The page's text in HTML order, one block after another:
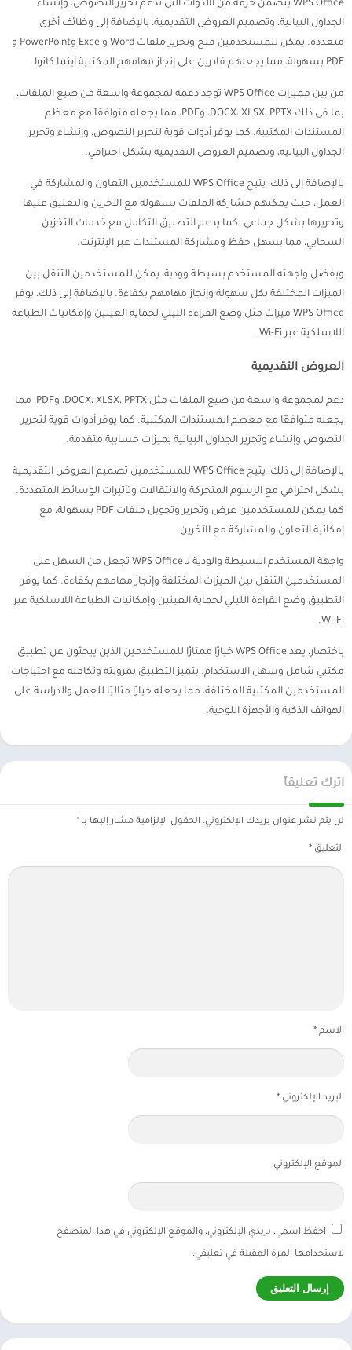
WPS Office يتضمن حزمة من الأدوات التي تدعم تحرير النصوص، وإنشاء
الجداول البيانية، وتصميم العروض التقديمية، بالإضافة إلى وظائف أخرى
متعددة. يمكن للمستخدمين فتح وتحرير ملفات Word وExcel وPowerPoint و
PDF بسهولة، مما يجعلهم قادرين على إنجاز مهامهم المكتبية أينما كانوا.
من بين مميزات WPS Office توجد دعمه لمجموعة واسعة من صيغ الملفات،
بما في ذلك DOCX، XLSX، PPTX، وPDF، مما يجعله متوافقاً مع معظم
المستندات المكتبية. كما يوفر أدوات قوية لتحرير النصوص، وإنشاء وتحرير
الجداول البيانية، وتصميم العروض التقديمية بشكل احترافي.
بالإضافة إلى ذلك، يتيح WPS Office للمستخدمين التعاون والمشاركة في
العمل، حيث يمكنهم مشاركة الملفات بسهولة مع الآخرين والتعليق عليها
وتحريرها بشكل جماعي. كما يدعم التطبيق التكامل مع خدمات التخزين
السحابي، مما يسهل حفظ ومشاركة المستندات عبر الإنترنت.
وبفضل واجهته المستخدم بسيطة وودية، يمكن للمستخدمين التنقل بين
الميزات المختلفة بكل سهولة وإنجاز مهامهم بكفاءة. بالإضافة إلى ذلك، يوفر
WPS Office ميزات مثل وضع القراءة الليلي لحماية العينين وإمكانيات الطباعة
اللاسلكية عبر Wi-Fi.
العروض التقديمية
دعم لمجموعة واسعة من صيغ الملفات مثل DOCX، XLSX، PPTX، وPDF، مما
يجعله متوافقًا مع معظم المستندات المكتبية. كما يوفر أدوات قوية لتحرير
النصوص وإنشاء وتحرير الجداول البيانية بميزات حسابية متقدمة.
بالإضافة إلى ذلك، يتيح WPS Office للمستخدمين تصميم العروض التقديمية
بشكل احترافي مع الرسوم المتحركة والانتقالات وتأثيرات الوسائط المتعددة.
كما يمكن للمستخدمين عرض وتحرير وتحويل ملفات PDF بسهولة، مع
إمكانية التعاون والمشاركة مع الآخرين.
واجهة المستخدم البسيطة والودية لـ WPS Office تجعل من السهل على
المستخدمين التنقل بين الميزات المختلفة وإنجاز مهامهم بكفاءة. كما يوفر
التطبيق وضع القراءة الليلي لحماية العينين وإمكانيات الطباعة اللاسلكية عبر
Wi-Fi.
باختصار، يعد WPS Office خيارًا ممتازًا للمستخدمين الذين يبحثون عن تطبيق
مكتبي شامل وسهل الاستخدام. يتميز التطبيق بمرونته وتكامله مع احتياجات
المستخدمين المكتبية المختلفة، مما يجعله خيارًا مثاليًا للعمل والدراسة على
الهواتف الذكية والأجهزة اللوحية.
اترك تعليقاً
لن يتم نشر عنوان بريدك الإلكتروني. الحقول الإلزامية مشار إليها بـ *
التعليق *
الاسم *
البريد الإلكتروني *
الموقع الإلكتروني
احفظ اسمي، بريدي الإلكتروني، والموقع الإلكتروني في هذا المتصفح
لاستخدامها المرة المقبلة في تعليقي.